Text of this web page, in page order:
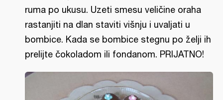
ruma po ukusu. Uzeti smesu veličine oraha
rastanjiti na dlan staviti višnju i uvaljati u
bombice. Kada se bombice stegnu po želji ih
prelijte čokoladom ili fondanom. PRIJATNO!